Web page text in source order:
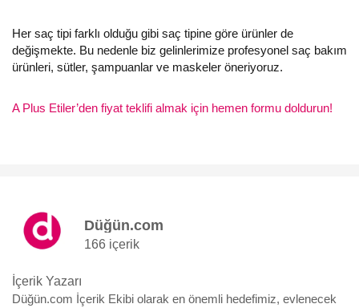
Her saç tipi farklı olduğu gibi saç tipine göre ürünler de
değişmekte. Bu nedenle biz gelinlerimize profesyonel saç bakım
ürünleri, sütler, şampuanlar ve maskeler öneriyoruz.
A Plus Etiler’den fiyat teklifi almak için hemen formu doldurun!
Düğün.com
166 içerik
İçerik Yazarı
Düğün.com İçerik Ekibi olarak en önemli hedefimiz, evlenecek